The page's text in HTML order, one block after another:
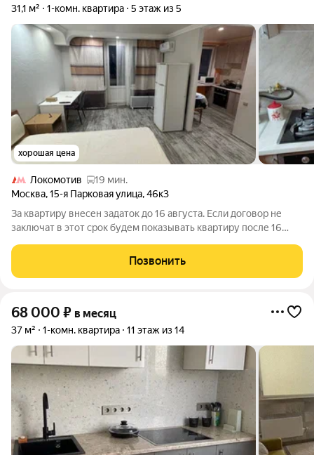
31,1 м² 1-комн. квартира 5 этаж из 5
хорошая цена
Локомотив
19 мин.
Москва,15-я Парковая улица,46к3
За квартиру внесен задаток до 16 августа. Если договор не
заключат в этот срок будем показывать квартиру после 16
холодильник, микроволновка, стиральная машина, большой
шкаф-купе, спальное
Позвонить
68 000 ₽ в месяц
37 м² 1-комн. квартира 11 этаж из 14